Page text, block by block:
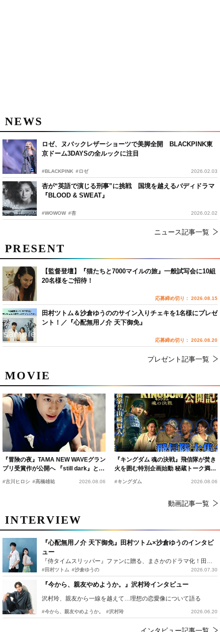
NEWS
ロゼ、ヌバックレザーショーツで美脚全開 BLACKPINK東
京ドーム3DAYSの全ルックに注目
#BLACKPINK #ロゼ 2026.02.03
杏が“英語で演じる刑事”に挑戦 国境を越えるバディドラマ
『BLOOD & SWEAT』
#WOWOW #杏 2026.02.02
ニュース記事一覧
MOVIE
『冒険の夜』TAMA NEW WAVEグラン
プリ受賞作が公開へ 『still dark』と同
時上映決定
#古川ヒロシ #髙橋雄祐 2026.08.06
『キングダム 魂の決戦』飛信隊が焚き
火を囲む特別企画始動 秘蔵トーク満載
の“キングダムキャンプ”開催
#キングダム 2026.08.06
動画記事一覧
INTERVIEW
『心配無用ノ介 天下御免』田村ツトム×沙倉ゆうのインタビ
ュー
『侍タイムスリッパー』ファンに贈る、まさかのドラマ化！田村ツトム×沙倉ゆうのが語る『心配無用ノ介』撮影秘話
#田村ツトム #沙倉ゆうの 2026.07.30
『今から、親友やめようか。』沢村玲インタビュー
沢村玲、親友から一線を越えて…理想の恋愛像について語る
#今から、親友やめようか。 #沢村玲 2026.06.20
PRESENT
【監督登壇】『猫たちと7000マイルの旅』一般試写会に10組
20名様をご招待！
応募締め切り： 2026.08.15
田村ツトム＆沙倉ゆうののサイン入りチェキを1名様にプレゼ
ント！／『心配無用ノ介 天下御免』
応募締め切り： 2026.08.20
プレゼント記事一覧